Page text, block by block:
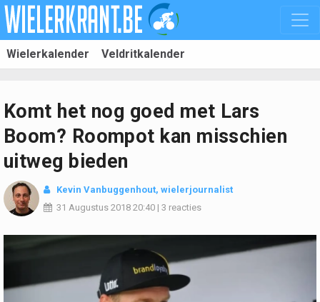
Wielerkalender Veldritkalender
Komt het nog goed met Lars
Boom? Roompot kan misschien
uitweg bieden
Kevin Vanbuggenhout, wielerjournalist
31 Augustus 2018 20:40 | 3 reacties